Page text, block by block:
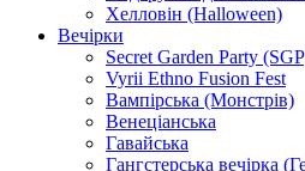
Хелловін (Halloween)
Вечірки
Secret Garden Party
Vyrii Ethno Fusion Fest
Вампірська (Монстрів)
Венеціанська
Гавайська
Гангстерська вечірка